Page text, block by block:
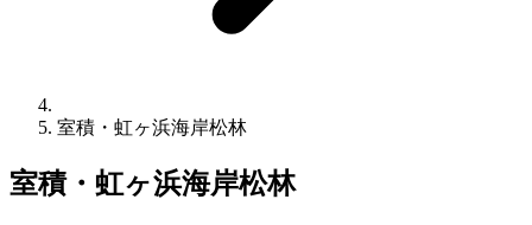
室積・虹ヶ浜海岸松林
室積・虹ヶ浜海岸松林